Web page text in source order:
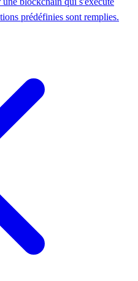
prédéfinies sont remplies.